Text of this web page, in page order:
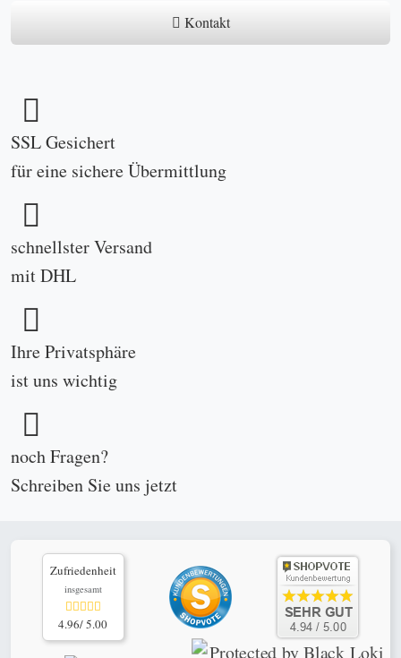
Kontakt
SSL Gesichert
für eine sichere Übermittlung
schnellster Versand
mit DHL
Ihre Privatsphäre
ist uns wichtig
noch Fragen?
Schreiben Sie uns jetzt
Zufriedenheit
insgesamt
4.96/ 5.00